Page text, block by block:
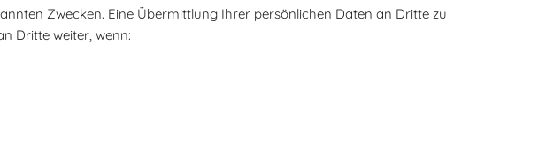
Zwecken. Eine Übermittlung Ihrer persönlichen Daten an Dritte zu
Dritte weiter, wenn: